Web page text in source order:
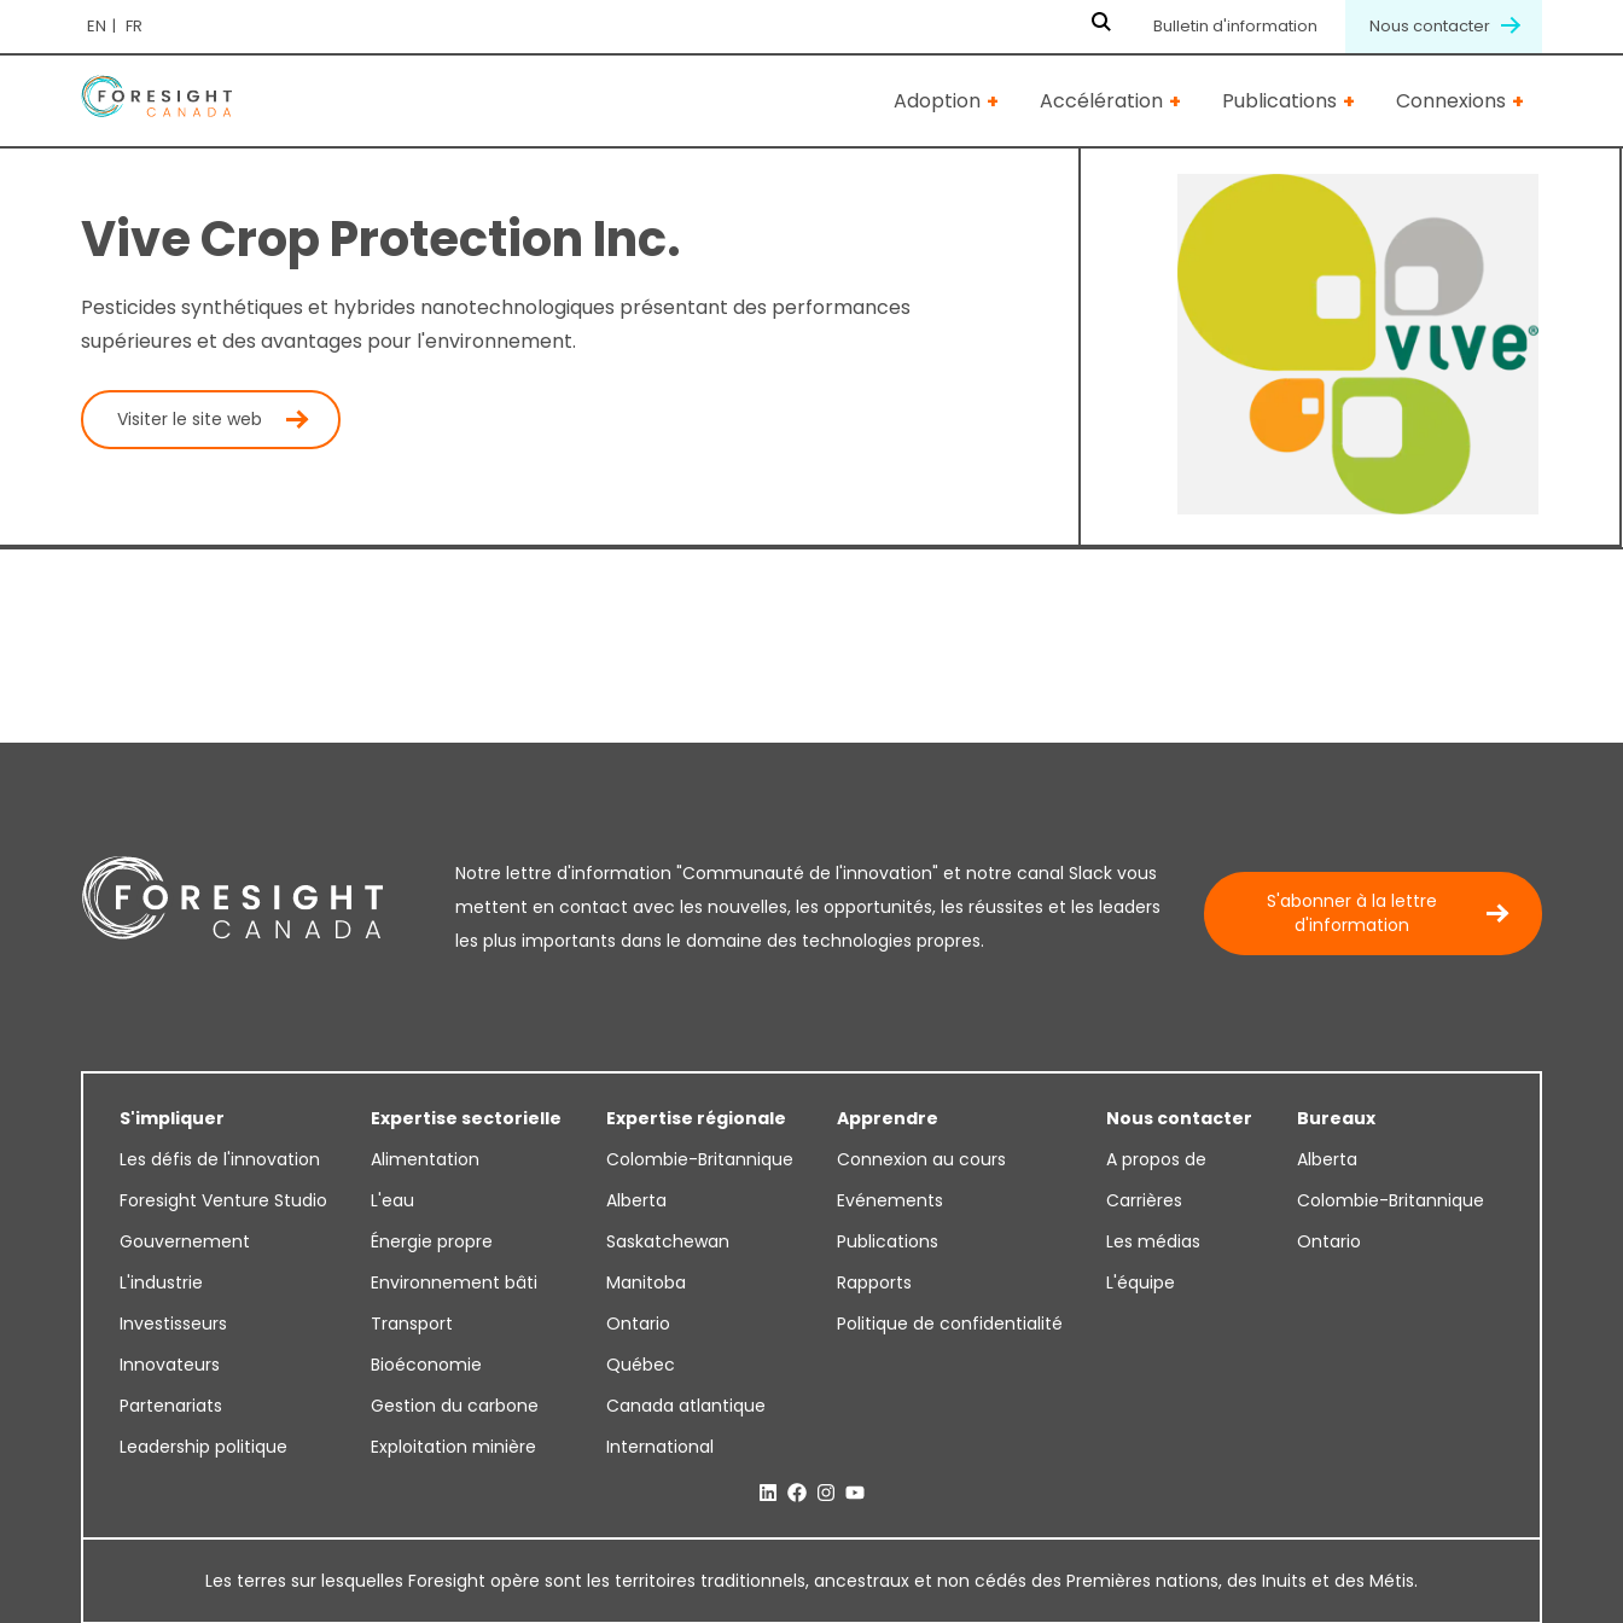
EN FR Bulletin d'information Nous contacter
Adoption Accélération Publications Connexions
Vive Crop Protection Inc.
Pesticides synthétiques et hybrides nanotechnologiques présentant des performances
supérieures et des avantages pour l'environnement.
Visiter le site web
Notre lettre d'information "Communauté de l'innovation" et notre canal Slack vous
mettent en contact avec les nouvelles, les opportunités, les réussites et les leaders
les plus importants dans le domaine des technologies propres.
S'abonner à la lettre
d'information
S'impliquer
Les défis de l'innovation
Foresight Venture Studio
Gouvernement
L'industrie
Investisseurs
Innovateurs
Partenariats
Leadership politique
Expertise sectorielle
Alimentation
L'eau
Énergie propre
Environnement bâti
Transport
Bioéconomie
Gestion du carbone
Exploitation minière
Expertise régionale
Colombie-Britannique
Alberta
Saskatchewan
Manitoba
Ontario
Québec
Canada atlantique
International
Apprendre
Connexion au cours
Evénements
Publications
Rapports
Politique de confidentialité
Nous contacter
A propos de
Carrières
Les médias
L'équipe
Bureaux
Alberta
Colombie-Britannique
Ontario
Les terres sur lesquelles Foresight opère sont les territoires traditionnels, ancestraux et non cédés des Premières nations, des Inuits et des Métis.